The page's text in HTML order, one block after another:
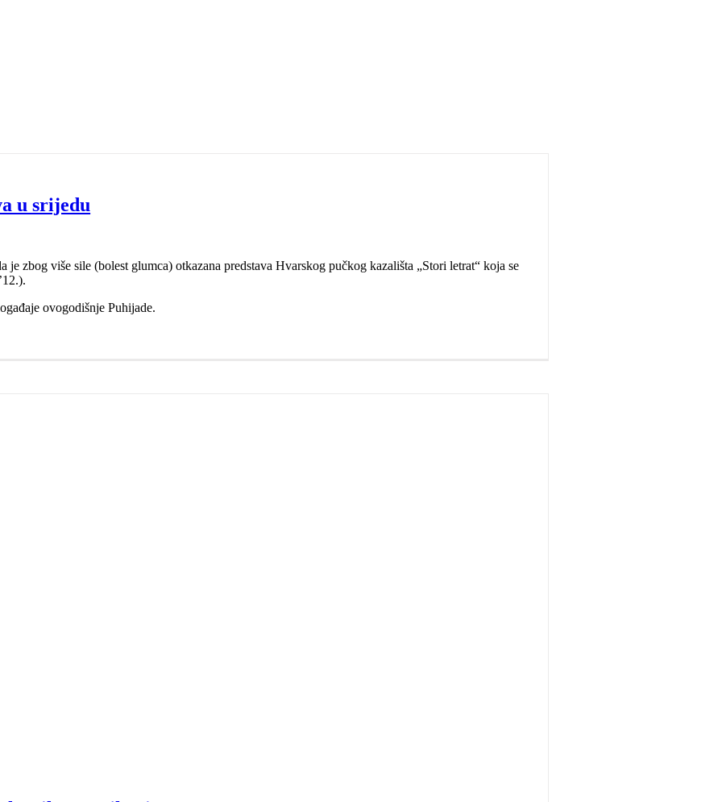
u srijedu
zbog više sile (bolest glumca) otkazana predstava Hvarskog pučkog kazališta „Stori letrat“ koja se
ovogodišnje Puhijade.